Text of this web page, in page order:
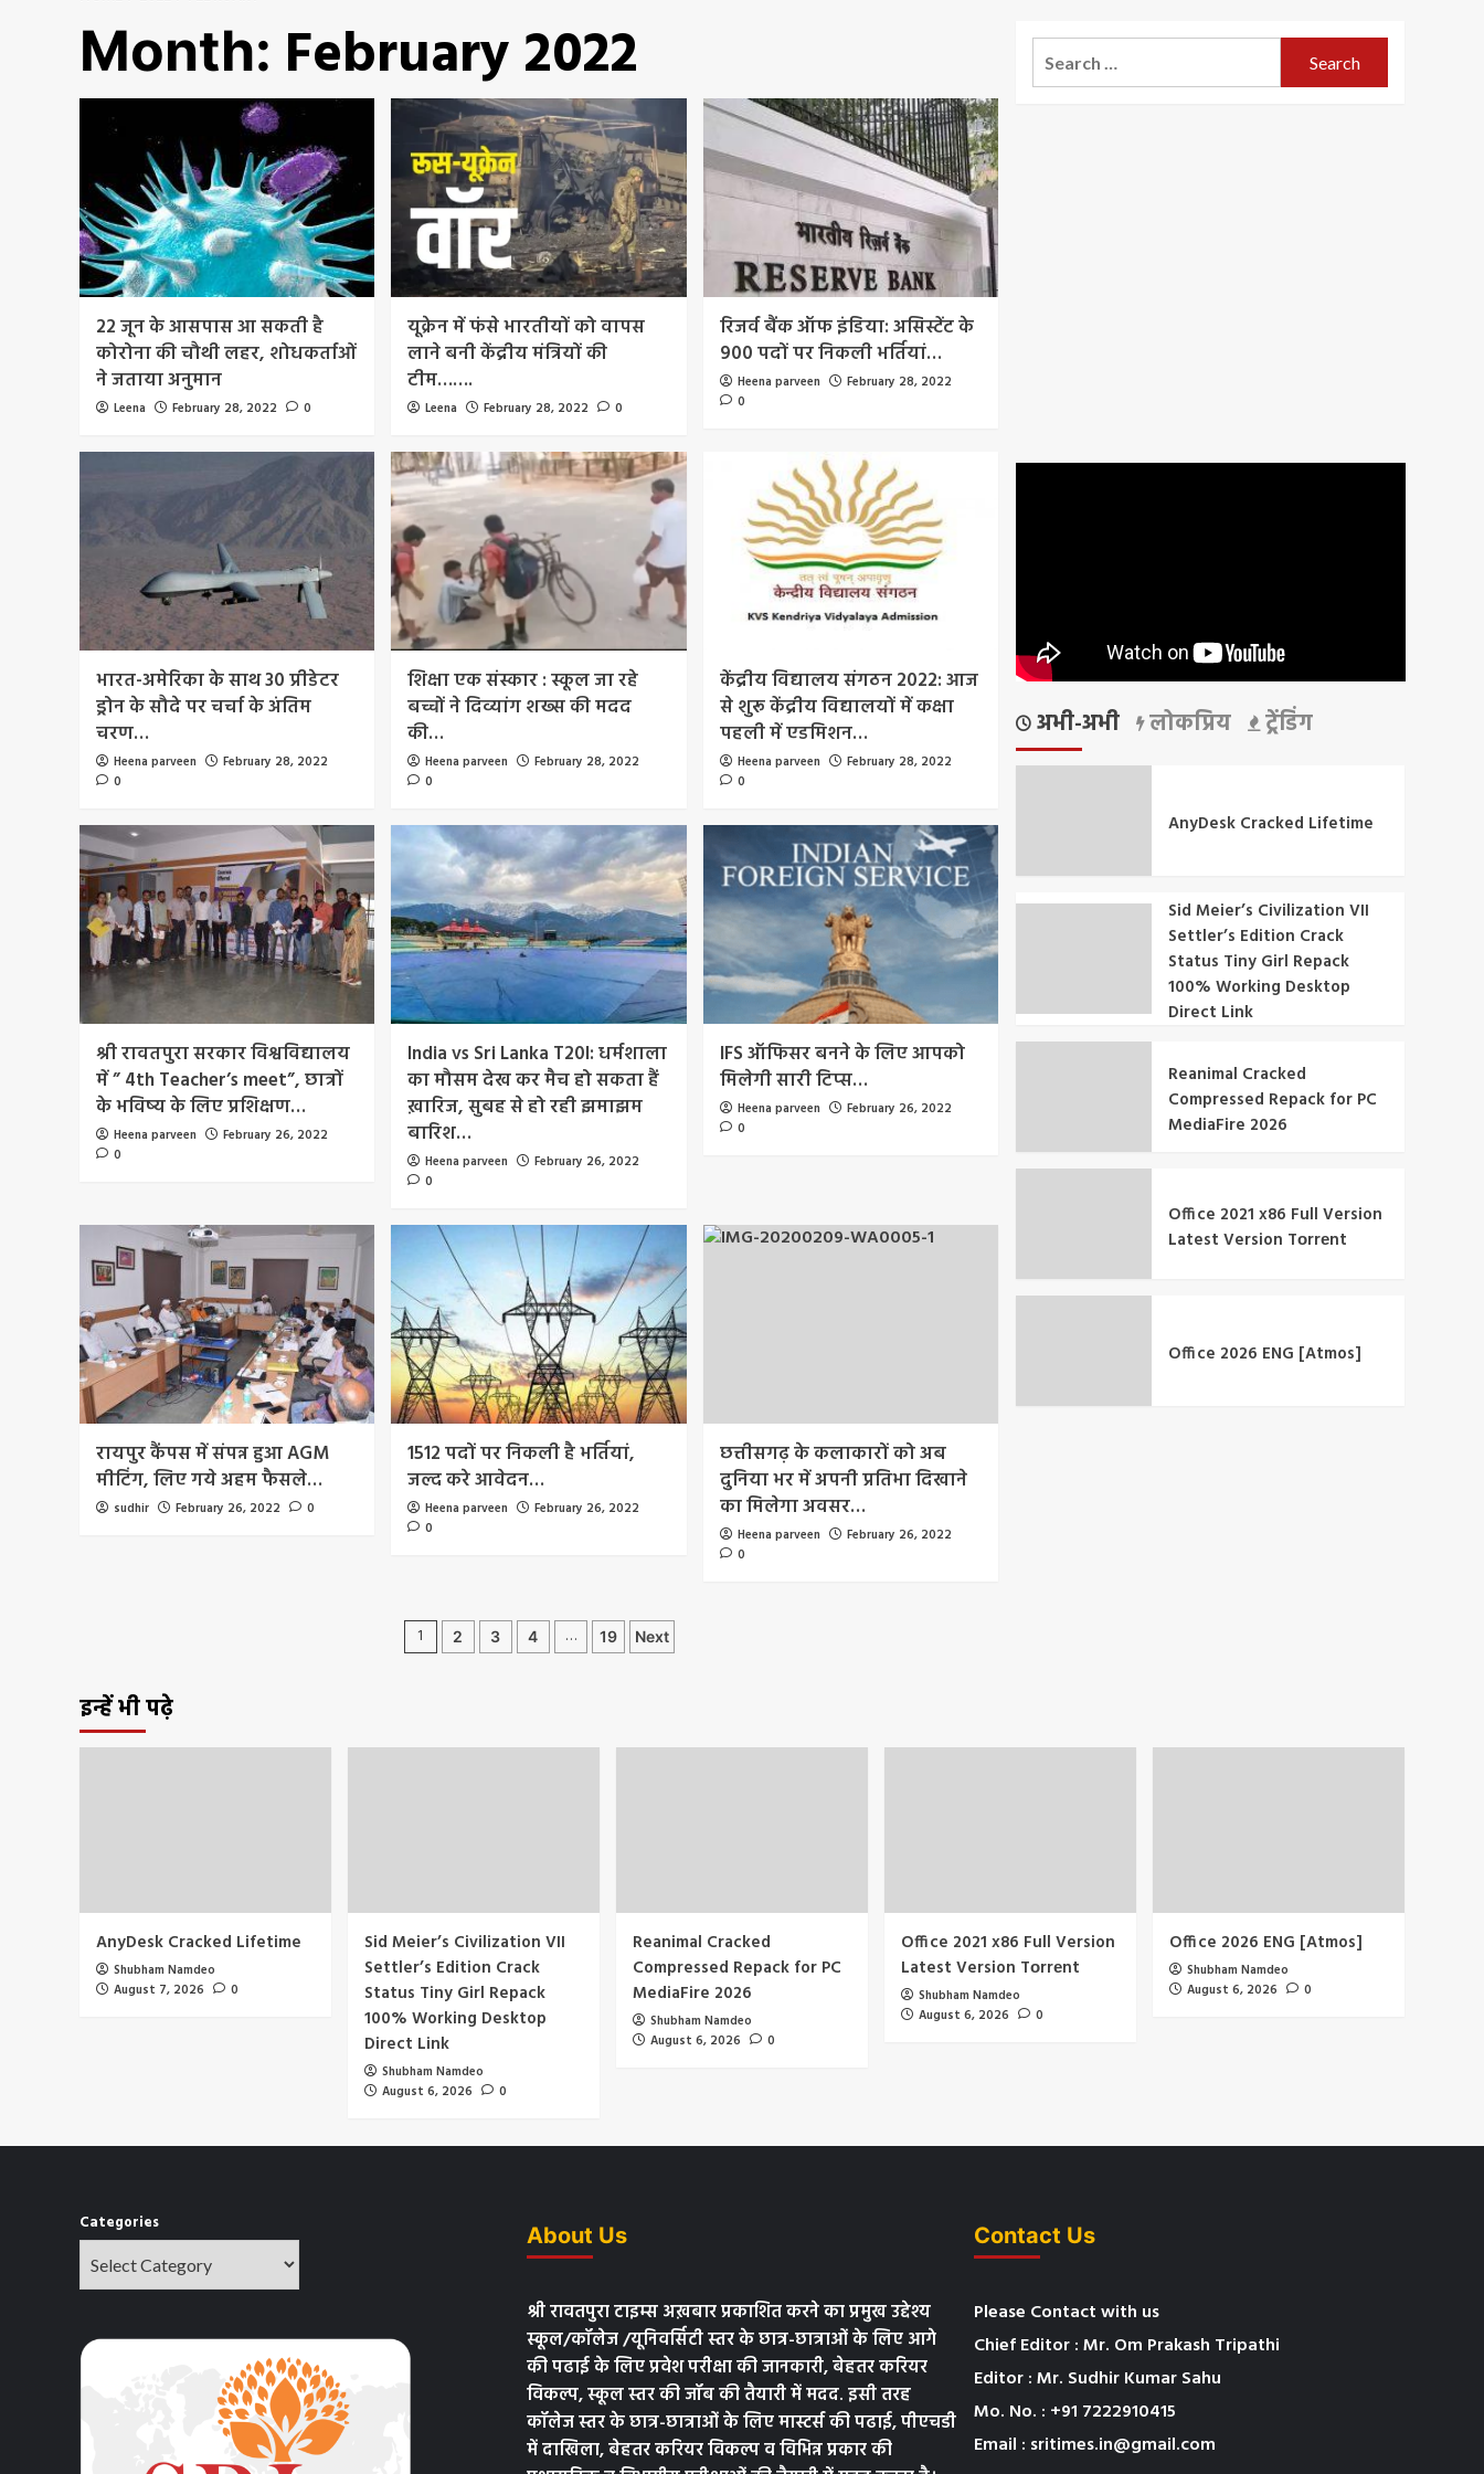
Month: February 2022
22 जून के आसपास आ सकती है
कोरोना की चौथी लहर, शोधकर्ताओं
ने जताया अनुमान
Leena February 28, 2022 0
यूक्रेन में फंसे भारतीयों को वापस
लाने बनी केंद्रीय मंत्रियों की
टीम…….
Leena February 28, 2022 0
रिजर्व बैंक ऑफ इंडिया: असिस्टेंट के
900 पदों पर निकली भर्तियां…
Heena parveen
February 28, 2022
0
भारत-अमेरिका के साथ 30 प्रीडेटर
ड्रोन के सौदे पर चर्चा के अंतिम
चरण…
Heena parveen
February 28, 2022
0
शिक्षा एक संस्कार : स्कूल जा रहे
बच्चों ने दिव्यांग शख्स की मदद
की…
Heena parveen
February 28, 2022
0
केंद्रीय विद्यालय संगठन 2022: आज
से शुरू केंद्रीय विद्यालयों में कक्षा
पहली में एडमिशन…
Heena parveen
February 28, 2022
0
श्री रावतपुरा सरकार विश्वविद्यालय
में ” 4th Teacher’s meet”, छात्रों
के भविष्य के लिए प्रशिक्षण…
Heena parveen
February 26, 2022
0
India vs Sri Lanka T20I: धर्मशाला
का मौसम देख कर मैच हो सकता हैं
ख़ारिज, सुबह से हो रही झमाझम
बारिश…
Heena parveen
February 26, 2022
0
IFS ऑफिसर बनने के लिए आपको
मिलेगी सारी टिप्स…
Heena parveen
February 26, 2022
0
रायपुर कैंपस में संपन्न हुआ AGM
मीटिंग, लिए गये अहम फैसले…
sudhir February 26, 2022 0
1512 पदों पर निकली है भर्तियां,
जल्द करे आवेदन…
Heena parveen
February 26, 2022
0
छत्तीसगढ़ के कलाकारों को अब
दुनिया भर में अपनी प्रतिभा दिखाने
का मिलेगा अवसर…
Heena parveen
February 26, 2022
0
Posts
1 2 3 4 … 19 Next
for:
अभी-अभी लोकप्रिय ट्रेंडिंग
AnyDesk Cracked Lifetime
Sid Meier’s Civilization VII
Settler’s Edition Crack
Status Tiny Girl Repack
100% Working Desktop
Direct Link
Reanimal Cracked
Compressed Repack for PC
MediaFire 2026
Office 2021 x86 Full Version
Latest Version Tоrrеnt
Office 2026 ENG [Atmos]
इन्हें भी पढ़े
AnyDesk Cracked Lifetime
Shubham Namdeo
August 7, 2026
0
Sid Meier’s Civilization VII
Settler’s Edition Crack
Status Tiny Girl Repack
100% Working Desktop
Direct Link
Shubham Namdeo
August 6, 2026
0
Reanimal Cracked
Compressed Repack for PC
MediaFire 2026
Shubham Namdeo
August 6, 2026
0
Office 2021 x86 Full Version
Latest Version Tоrrеnt
Shubham Namdeo
August 6, 2026
0
Office 2026 ENG [Atmos]
Shubham Namdeo
August 6, 2026
0
Categories About Us
श्री रावतपुरा टाइम्स अख़बार प्रकाशित करने का प्रमुख उद्देश्य
स्कूल/कॉलेज /यूनिवर्सिटी स्तर के छात्र-छात्राओं के लिए आगे
की पढाई के लिए प्रवेश परीक्षा की जानकारी, बेहतर करियर
विकल्प, स्कूल स्तर की जॉब की तैयारी में मदद. इसी तरह
कॉलेज स्तर के छात्र-छात्राओं के लिए मास्टर्स की पढाई, पीएचडी
में दाखिला, बेहतर करियर विकल्प व विभिन्न प्रकार की
Contact Us
Please Contact with us
Chief Editor : Mr. Om Prakash Tripathi
Editor : Mr. Sudhir Kumar Sahu
Mo. No. : +91 7222910415
Email : sritimes.in@gmail.com